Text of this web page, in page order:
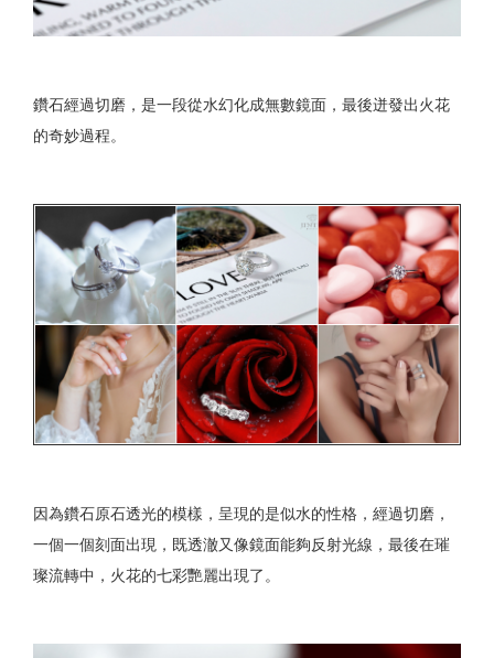
鑽石經過切磨，是一段從水幻化成無數鏡面，最後迸發出火花
的奇妙過程。
因為鑽石原石透光的模樣，呈現的是似水的性格，經過切磨，
一個一個刻面出現，既透澈又像鏡面能夠反射光線，最後在璀
璨流轉中，火花的七彩艷麗出現了。